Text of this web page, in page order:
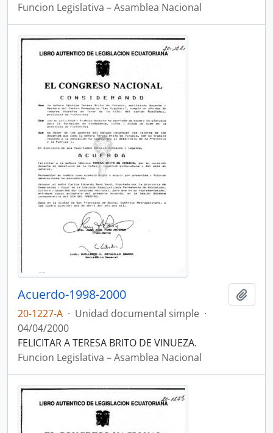
Funcion Legislativa – Asamblea Nacional
Acuerdo-1998-2000
20-1227-A · Unidad documental simple ·
04/04/2000
FELICITAR A TERESA BRITO DE VINUEZA.
Funcion Legislativa – Asamblea Nacional